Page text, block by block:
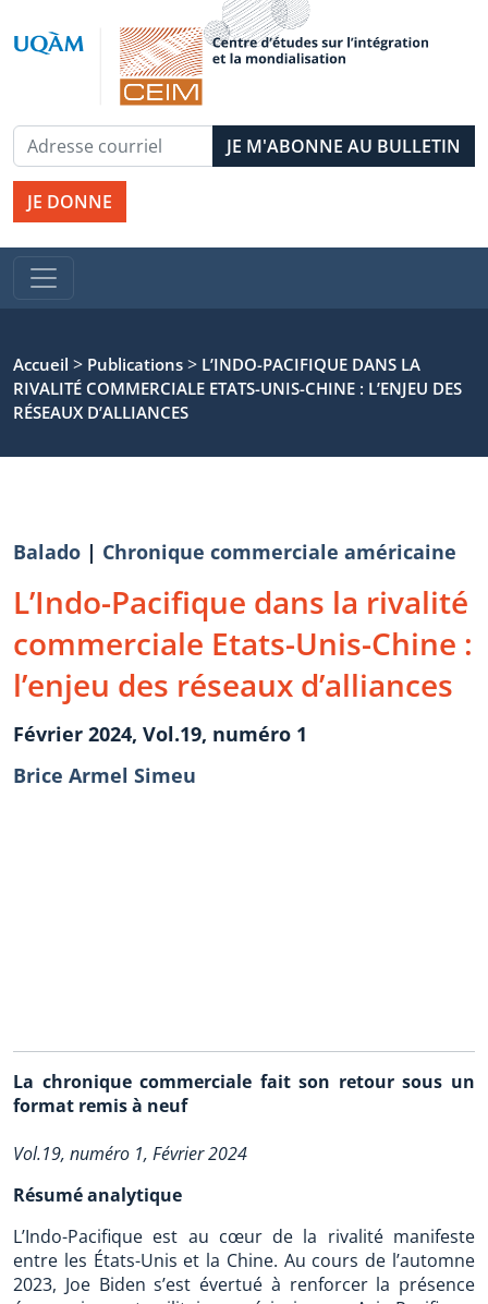
JE DONNE
Accueil > Publications > L’INDO-PACIFIQUE DANS LA
RIVALITÉ COMMERCIALE ETATS-UNIS-CHINE : L’ENJEU DES
RÉSEAUX D’ALLIANCES
Balado | Chronique commerciale américaine
L’Indo-Pacifique dans la rivalité
commerciale Etats-Unis-Chine :
l’enjeu des réseaux d’alliances
Février 2024, Vol.19, numéro 1
Brice Armel Simeu
La chronique commerciale fait son retour sous un
format remis à neuf
Vol.19, numéro 1, Février 2024
Résumé analytique
L’Indo-Pacifique est au cœur de la rivalité manifeste
entre les États-Unis et la Chine. Au cours de l’automne
2023, Joe Biden s’est évertué à renforcer la présence